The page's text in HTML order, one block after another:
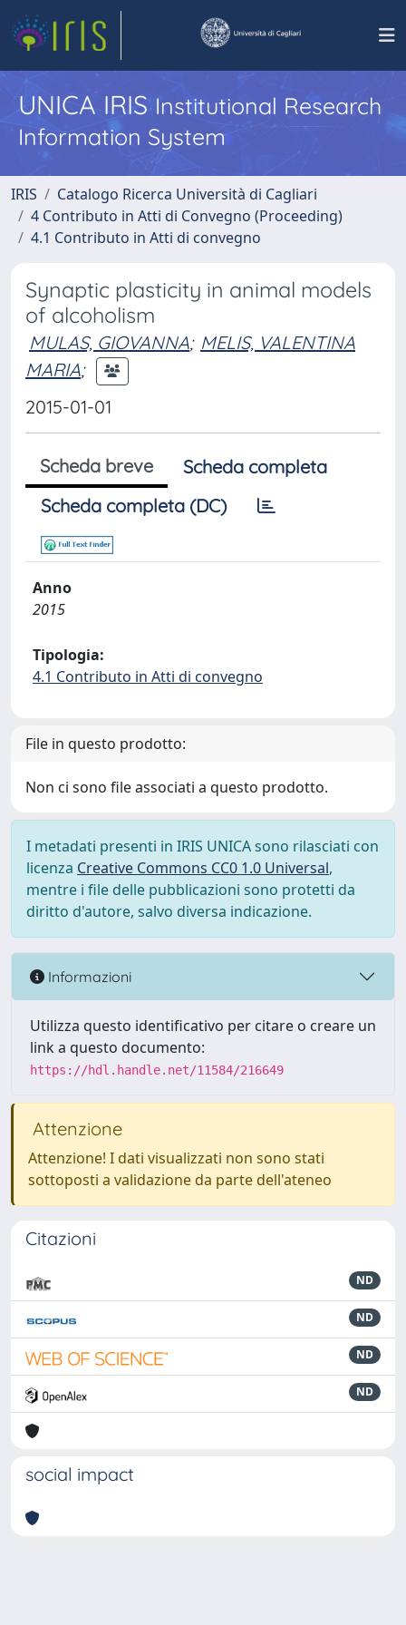
UNICA IRISInstitutional Research
Information System
IRIS
Catalogo Ricerca Università di Cagliari
4 Contributo in Atti di Convegno (Proceeding)
4.1 Contributo in Atti di convegno
Synaptic plasticity in animal models
of alcoholism
MULAS, GIOVANNA; MELIS, VALENTINA
MARIA;
2015-01-01
Scheda breve
Scheda completa
Scheda completa (DC)
Anno
2015
Tipologia:
4.1 Contributo in Atti di convegno
File in questo prodotto:
Non ci sono file associati a questo prodotto.
I metadati presenti in IRIS UNICA sono rilasciati con
licenza Creative Commons CC0 1.0 Universal,
mentre i file delle pubblicazioni sono protetti da
diritto d'autore, salvo diversa indicazione.
Informazioni
Utilizza questo identificativo per citare o creare un
link a questo documento:
https://hdl.handle.net/11584/216649
Attenzione
Attenzione! I dati visualizzati non sono stati
sottoposti a validazione da parte dell'ateneo
Citazioni
ND
ND
ND
ND
social impact